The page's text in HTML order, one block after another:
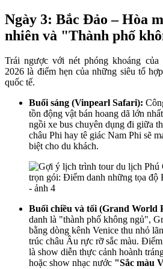
Ngày 3: Bắc Đảo – Hòa
nhiên và "Thành phố
Trái ngược với nét phóng khoáng
2026 là điểm hẹn của những siêu tổ
quốc tế.
Buổi sáng (Vinpearl Safari):
tồn động vật bán hoang dã lớn
ngồi xe bus chuyên dụng đi giữa
châu Phi hay tê giác Nam Phi sẽ
biệt cho du khách.
Buổi chiều và tối (Grand World
danh là "thành phố không ngủ",
bằng dòng kênh Venice thu nhỏ
trúc châu Âu rực rỡ sắc màu.
là show diễn thực cảnh hoành
hoặc show nhạc nước "Sắc màu